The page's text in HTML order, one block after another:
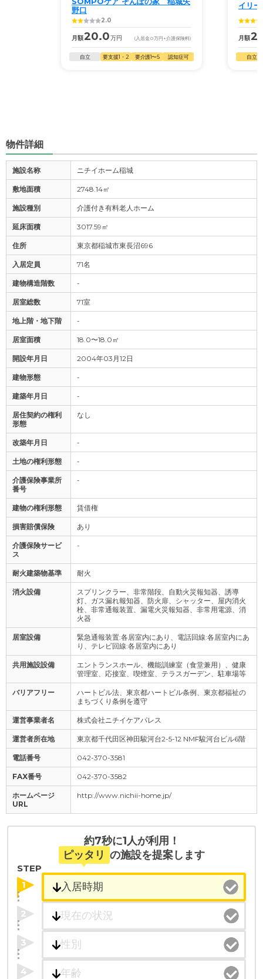
野口
2.0
月額20.0万円 (入居金0万円 +介護保険料)
自立 要支援1・2 要介護1〜5 認知症可
イリ
月額
自立
物件詳細
施設名称 ニチイホーム稲城
敷地面積 2748.14㎡
施設種別 介護付き有料老人ホーム
延床面積 3017.59㎡
住所 東京都稲城市東長沼696
入居定員 71名
建物構造階数 -
居室総数 71室
地上階・地下階 -
居室面積 18.0〜18.0㎡
開設年月日 2004年03月12日
建物形態 -
建築年月日 -
居住契約の権利
形態
なし
改築年月日 -
土地の権利形態 -
介護保険事業所
番号
-
建物の権利形態 賃借権
損害賠償保険 あり
介護保険サービ
ス
-
耐火建築物基準 耐火
消火設備
スプリンクラー、非常階段、自動火災報知器、誘導
灯、ガス漏れ報知器、防火扉、シャッター、屋内消火
栓、非常通報装置、漏電火災報知器、非常用電源、消
火器
居室設備
緊急通報装置:各居室内にあり、電話回線:各居室内にあ
り、テレビ回線:各居室内にあり
共用施設設備
エントランスホール、機能訓練室（食堂兼用）、健康
管理室、応接室、喫煙室、テラスガーデン、駐車場等
バリアフリー
ハートビル法、東京都ハートビル条例、東京都福祉の
まちづくり条例を遵守
運営事業者名 株式会社ニチイケアパレス
運営者所在地 東京都千代田区神田駿河台2-5-12 NMF駿河台ビル6階
電話番号 042-370-3581
FAX番号 042-370-3582
ホームページ
URL
http://www.nichii-home.jp/
約7秒に1人が利用！
ピッタリ の施設を提案します
STEP
1
2
3
4